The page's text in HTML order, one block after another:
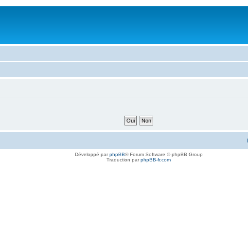
Développé parphpBB® Forum Software © phpBB Group
Traduction parphpBB-fr.com